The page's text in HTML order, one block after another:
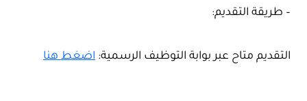
– طريقة التقديم:
التقديم متاح عبر بوابة التوظيف الرسمية: اضغط هنا